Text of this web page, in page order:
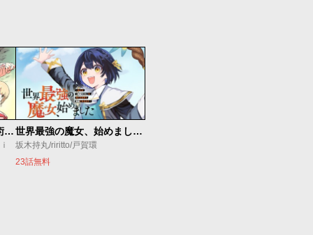
追放されたチート付与魔術師は気ままなセカンドライフを謳歌する。 ～俺は武器だけじゃなく、あらゆるものに『強化ポイント』を付与できるし、俺の意思でいつでも効果を解除できるけど、残った人たち大丈夫？～ 世界最強の魔女、始めました ～私だけ『攻略サイト』を見れる世界で自由に生きます～
坂木持丸/riritto/戸賀環
23話無料